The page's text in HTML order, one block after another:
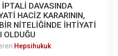
İPTALİ DAVASINDA
HACİZ KARARININ,
NİTELİĞİNDE İHTİYATİ
OLDUĞU
Hepsihukuk